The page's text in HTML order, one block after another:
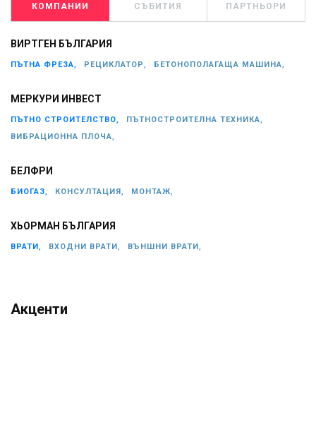
КОМПАНИИ СЪБИТИЯ ПАРТНЬОРИ
ВИРТГЕН БЪЛГАРИЯ
ПЪТНА ФРЕЗА, РЕЦИКЛАТОР, БЕТОНОПОЛАГАЩА МАШИНА,
МЕРКУРИ ИНВЕСТ
ПЪТНО СТРОИТЕЛСТВО,
ПЪТНОСТРОИТЕЛНА ТЕХНИКА,
ВИБРАЦИОННА ПЛОЧА,
БЕЛФРИ
БИОГАЗ, КОНСУЛТАЦИЯ, МОНТАЖ,
ХЬОРМАН БЪЛГАРИЯ
ВРАТИ, ВХОДНИ ВРАТИ, ВЪНШНИ ВРАТИ,
Акценти